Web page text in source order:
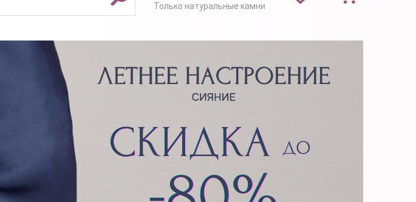
Только натуральные камни